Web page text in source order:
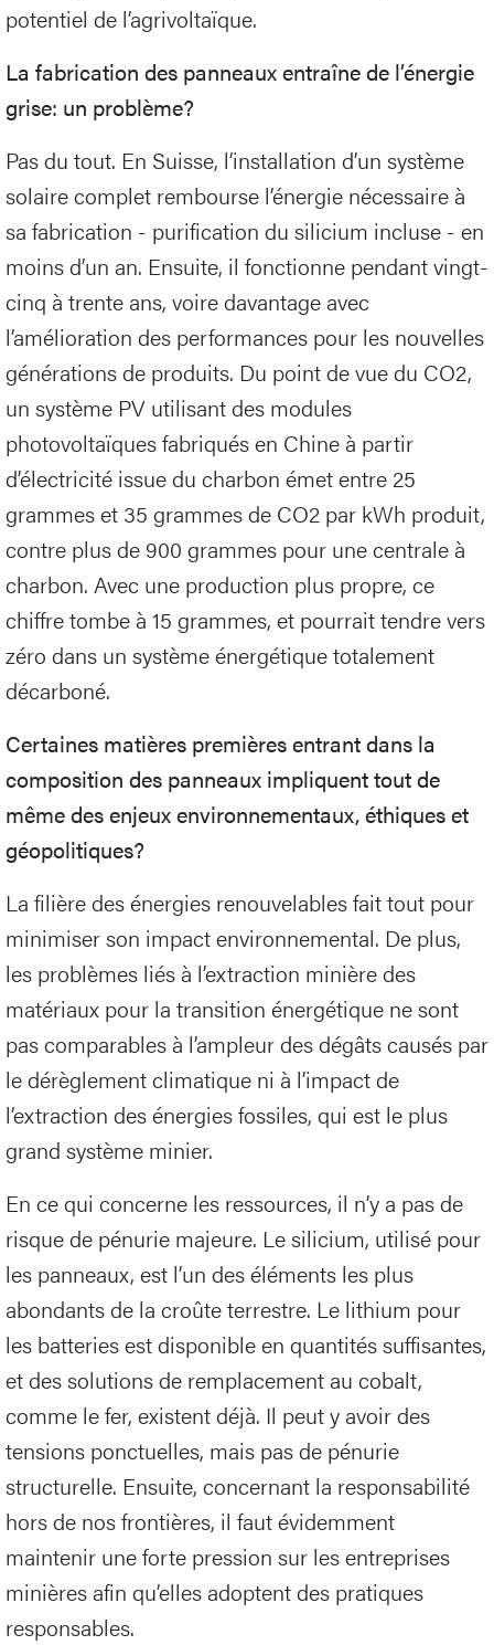
potentiel de l’agrivoltaïque.
La fabrication des panneaux entraîne de l’énergie
grise: un problème?
Pas du tout. En Suisse, l’installation d’un système
solaire complet rembourse l’énergie nécessaire à
sa fabrication - purification du silicium incluse - en
moins d’un an. Ensuite, il fonctionne pendant vingt-
cinq à trente ans, voire davantage avec
l’amélioration des performances pour les nouvelles
générations de produits. Du point de vue du CO2,
un système PV utilisant des modules
photovoltaïques fabriqués en Chine à partir
d’électricité issue du charbon émet entre 25
grammes et 35 grammes de CO2 par kWh produit,
contre plus de 900 grammes pour une centrale à
charbon. Avec une production plus propre, ce
chiffre tombe à 15 grammes, et pourrait tendre vers
zéro dans un système énergétique totalement
décarboné.
Certaines matières premières entrant dans la
composition des panneaux impliquent tout de
même des enjeux environnementaux, éthiques et
géopolitiques?
La filière des énergies renouvelables fait tout pour
minimiser son impact environnemental. De plus,
les problèmes liés à l’extraction minière des
matériaux pour la transition énergétique ne sont
pas comparables à l’ampleur des dégâts causés par
le dérèglement climatique ni à l’impact de
l’extraction des énergies fossiles, qui est le plus
grand système minier.
En ce qui concerne les ressources, il n’y a pas de
risque de pénurie majeure. Le silicium, utilisé pour
les panneaux, est l’un des éléments les plus
abondants de la croûte terrestre. Le lithium pour
les batteries est disponible en quantités suffisantes,
et des solutions de remplacement au cobalt,
comme le fer, existent déjà. Il peut y avoir des
tensions ponctuelles, mais pas de pénurie
structurelle. Ensuite, concernant la responsabilité
hors de nos frontières, il faut évidemment
maintenir une forte pression sur les entreprises
minières afin qu’elles adoptent des pratiques
responsables.